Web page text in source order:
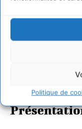
Politique de
manière totalement
organisation et sa
Nucléaire
noter que l’EPR est